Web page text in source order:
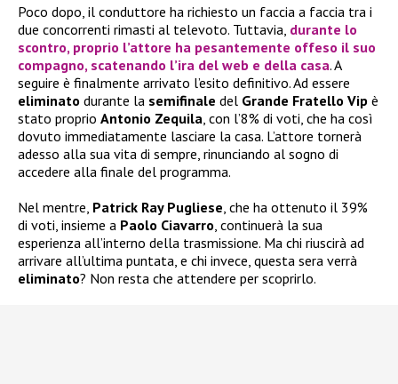
Poco dopo, il conduttore ha richiesto un faccia a faccia tra i
due concorrenti rimasti al televoto. Tuttavia, durante lo
scontro, proprio l’attore ha pesantemente offeso il suo
compagno, scatenando l’ira del web e della casa. A
seguire è finalmente arrivato l’esito definitivo. Ad essere
eliminato durante la semifinale del Grande Fratello Vip è
stato proprio Antonio Zequila, con l’8% di voti, che ha così
dovuto immediatamente lasciare la casa. L’attore tornerà
adesso alla sua vita di sempre, rinunciando al sogno di
accedere alla finale del programma.
Nel mentre, Patrick Ray Pugliese, che ha ottenuto il 39%
di voti, insieme a Paolo Ciavarro, continuerà la sua
esperienza all’interno della trasmissione. Ma chi riuscirà ad
arrivare all’ultima puntata, e chi invece, questa sera verrà
eliminato? Non resta che attendere per scoprirlo.